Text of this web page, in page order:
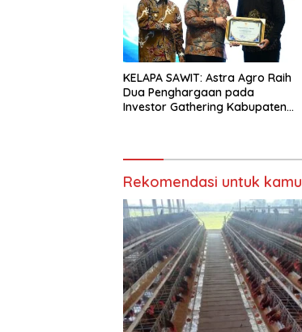
KELAPA SAWIT: Astra Agro Raih
Dua Penghargaan pada
Investor Gathering Kabupaten
Rekomendasi untuk kamu